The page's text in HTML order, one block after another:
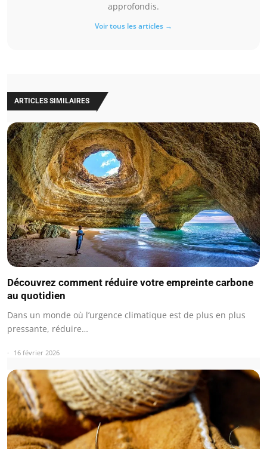
approfondis.
Voir tous les articles →
ARTICLES SIMILAIRES
Découvrez comment réduire votre empreinte carbone
au quotidien
Dans un monde où l’urgence climatique est de plus en plus
pressante, réduire…
16 février 2026